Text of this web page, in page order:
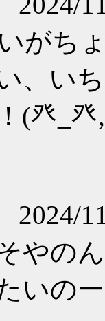
がち
、い
(癶_癶
2024/
やの
いの